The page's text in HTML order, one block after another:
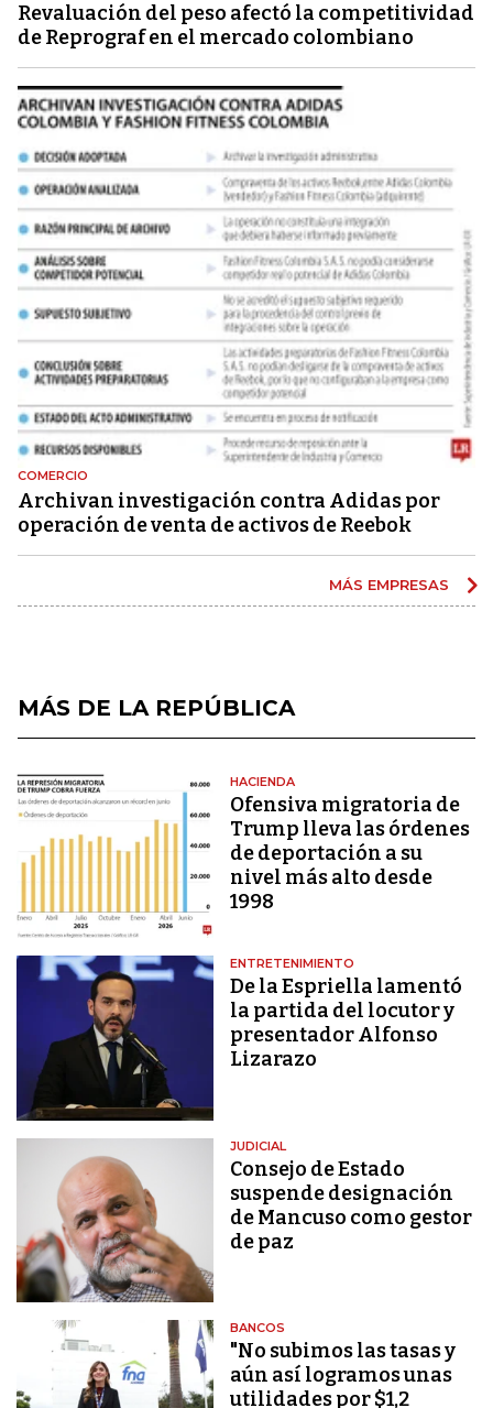
Revaluación del peso afectó la competitividad
de Reprograf en el mercado colombiano
COMERCIO
Archivan investigación contra Adidas por
operación de venta de activos de Reebok
MÁS EMPRESAS
MÁS DE LA REPÚBLICA
HACIENDA
Ofensiva migratoria de
Trump lleva las órdenes
de deportación a su
nivel más alto desde
1998
ENTRETENIMIENTO
De la Espriella lamentó
la partida del locutor y
presentador Alfonso
Lizarazo
JUDICIAL
Consejo de Estado
suspende designación
de Mancuso como gestor
de paz
BANCOS
"No subimos las tasas y
aún así logramos unas
utilidades por $1,2